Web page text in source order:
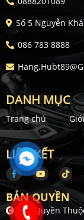
Số 5 Nguyễn
086 783 8888
DANH MỤC
Trang chủ
LIÊN KẾT
BẢN QUYỀN
Bản Quyền